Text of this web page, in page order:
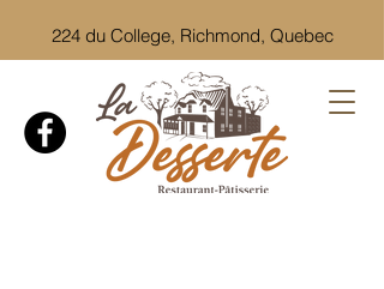
224 du College, Richmond, Quebec